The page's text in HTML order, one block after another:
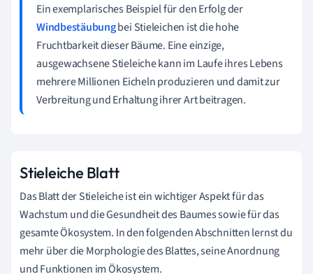
Ein exemplarisches Beispiel für den Erfolg der
Windbestäubungbei Stieleichen ist die hohe
Fruchtbarkeit dieser Bäume. Eine einzige,
ausgewachsene Stieleiche kann im Laufe ihres Lebens
mehrere Millionen Eicheln produzieren und damit zur
Verbreitung und Erhaltung ihrer Art beitragen.
Stieleiche Blatt
Das Blatt der Stieleiche ist ein wichtiger Aspekt für das
Wachstum und die Gesundheit des Baumes sowie für das
gesamte Ökosystem. In den folgenden Abschnitten lernst du
mehr über die Morphologie des Blattes, seine Anordnung
und Funktionen im Ökosystem.